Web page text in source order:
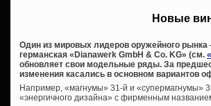
Новые
Один из мировых лидеров оружейного
германская «Dianawerk GmbH & Co. KG» (см.
обновляет свои модельные ряды. За
изменения касались в основном вариантов
Например, «магнумы» 31-й и «супермагнумы»
«энергичного дизайна» с фирменным